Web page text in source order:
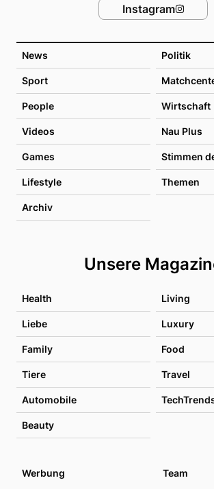
News Politik
Sport
People Wirtschaft
Videos Nau Plus
Games Stimmen
Lifestyle Themen
Archiv
Unsere
Health Living
Liebe Luxury
Family Food
Tiere Travel
Automobile
Beauty
Instagram
Werbung Team